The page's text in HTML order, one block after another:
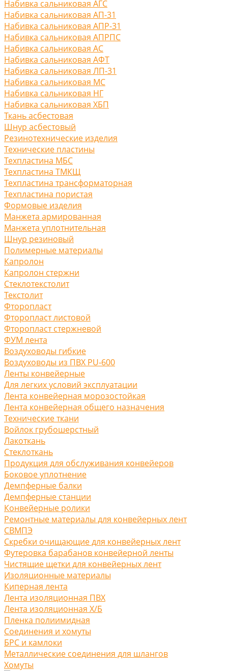
Набивка сальниковая АГС
Набивка сальниковая АП-31
Набивка сальниковая АПР-31
Набивка сальниковая АПРПС
Набивка сальниковая АС
Набивка сальниковая АФТ
Набивка сальниковая ЛП-31
Набивка сальниковая МС
Набивка сальниковая НГ
Набивка сальниковая ХБП
Ткань асбестовая
Шнур асбестовый
Резинотехнические изделия
Технические пластины
Техпластина МБС
Техпластина ТМКЩ
Техпластина трансформаторная
Техпластина пористая
Формовые изделия
Манжета армированная
Манжета уплотнительная
Шнур резиновый
Полимерные материалы
Капролон
Капролон стержни
Стеклотекстолит
Текстолит
Фторопласт
Фторопласт листовой
Фторопласт стержневой
ФУМ лента
Воздуховоды гибкие
Воздуховоды из ПВХ PU-600
Ленты конвейерные
Для легких условий эксплуатации
Лента конвейерная морозостойкая
Лента конвейерная общего назначения
Технические ткани
Войлок грубошерстный
Лакоткань
Стеклоткань
Продукция для обслуживания конвейеров
Боковое уплотнение
Демпферные балки
Демпферные станции
Конвейерные ролики
Ремонтные материалы для конвейерных лент
СВМПЭ
Скребки очищающие для конвейерных лент
Футеровка барабанов конвейерной ленты
Чистящие щетки для конвейерных лент
Изоляционные материалы
Киперная лента
Лента изоляционная ПВХ
Лента изоляционная Х/Б
Пленка полиимидная
Соединения и хомуты
БРС и камлоки
Металлические соединения для шлангов
Хомуты